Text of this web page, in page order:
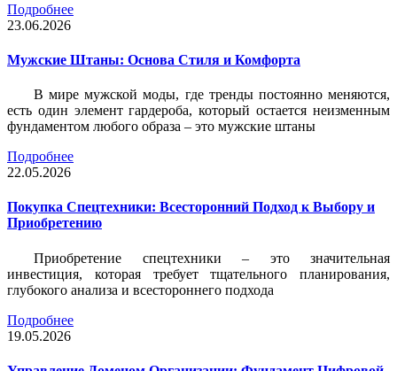
Подробнее
23.06.2026
Мужские Штаны: Основа Стиля и Комфорта
В мире мужской моды, где тренды постоянно меняются,
есть один элемент гардероба, который остается неизменным
фундаментом любого образа – это мужские штаны
Подробнее
22.05.2026
Покупка Спецтехники: Всесторонний Подход к Выбору и
Приобретению
Приобретение спецтехники – это значительная
инвестиция, которая требует тщательного планирования,
глубокого анализа и всестороннего подхода
Подробнее
19.05.2026